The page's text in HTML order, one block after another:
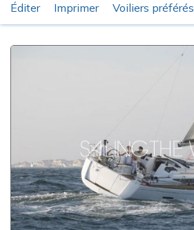
Éditer Imprimer Voiliers préférés